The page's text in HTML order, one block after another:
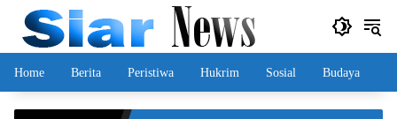
Langsung
konten
Home Berita Peristiwa Hukrim Sosial Budaya